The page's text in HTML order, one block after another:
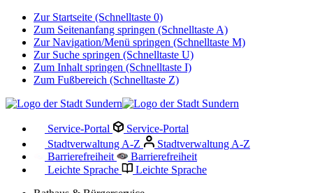
Zur Startseite (Schnelltaste 0)
Zum Seitenanfang springen (Schnelltaste A)
Zur Navigation/Menü springen (Schnelltaste M)
Zur Suche springen (Schnelltaste U)
Zum Inhalt springen (Schnelltaste I)
Zum Fußbereich (Schnelltaste Z)
Service-Portal
Service-Portal
Stadtverwaltung A-Z
Stadtverwaltung A-Z
Barrierefreiheit
Barrierefreiheit
Leichte Sprache
Leichte Sprache